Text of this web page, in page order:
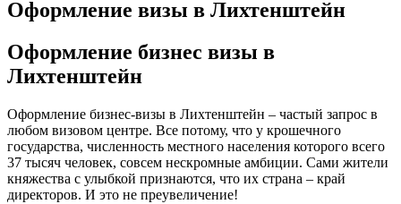
Оформление визы в Лихтенштейн
Оформление бизнес визы в
Лихтенштейн
Оформление бизнес-визы в Лихтенштейн – частый запрос в
любом визовом центре. Все потому, что у крошечного
государства, численность местного населения которого всего
37 тысяч человек, совсем нескромные амбиции. Сами жители
княжества с улыбкой признаются, что их страна – край
директоров. И это не преувеличение!